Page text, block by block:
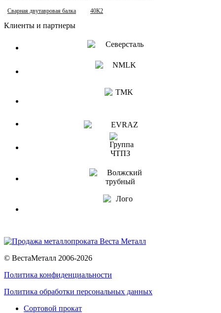
Сварная двутавровая балка 40К2
Клиенты и партнеры
© ВестаМеталл 2006-2026
Политика конфиденциальности
Политика обработки персональных данных
Сортовой прокат